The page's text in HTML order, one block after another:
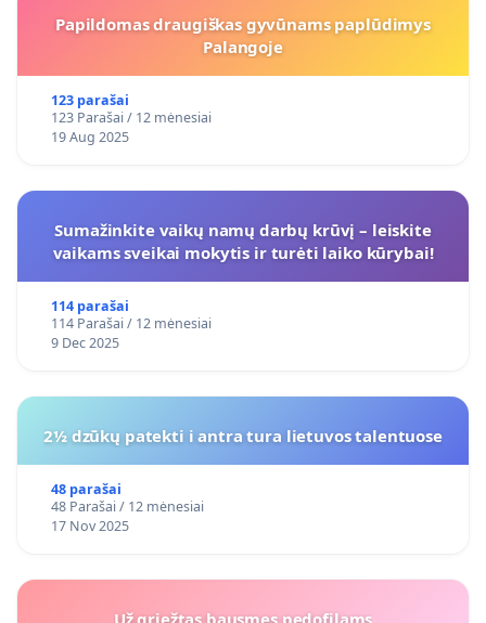
Papildomas draugiškas gyvūnams paplūdimys
Palangoje
123 parašai
123 Parašai / 12 mėnesiai
19 Aug 2025
Sumažinkite vaikų namų darbų krūvį – leiskite
vaikams sveikai mokytis ir turėti laiko kūrybai!
114 parašai
114 Parašai / 12 mėnesiai
9 Dec 2025
2½ dzūkų patekti i antra tura lietuvos talentuose
48 parašai
48 Parašai / 12 mėnesiai
17 Nov 2025